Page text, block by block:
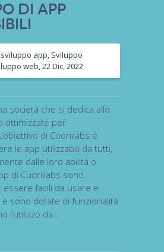
di app
sviluppo app, Sviluppo
web,22 Dic, 2022
società che si dedica allo
ottimizzate per
di Cuoriilabs è
le app utilizzabili da tutti,
dalle loro abilità o
di Cuoriilabs sono
facili da usare e
sono dotate di funzionalità
l’utilizzo da…